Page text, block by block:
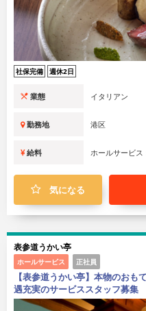
社保完備 週休2日
業態 イタリアン
勤務地 港区
給料 ホールサービス
気になる
表参道うかい亭
ホールサービス 正社員
【表参道うかい亭】本物のお
遇充実のサービススタッフ募集